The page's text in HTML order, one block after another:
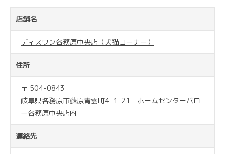
店舗名
ディスワン各務原中央店（犬猫コーナー）
住所
〒 504-0843
岐阜県各務原市蘇原青雲町4-1-21 ホームセンターバロ
ー各務原中央店内
連絡先